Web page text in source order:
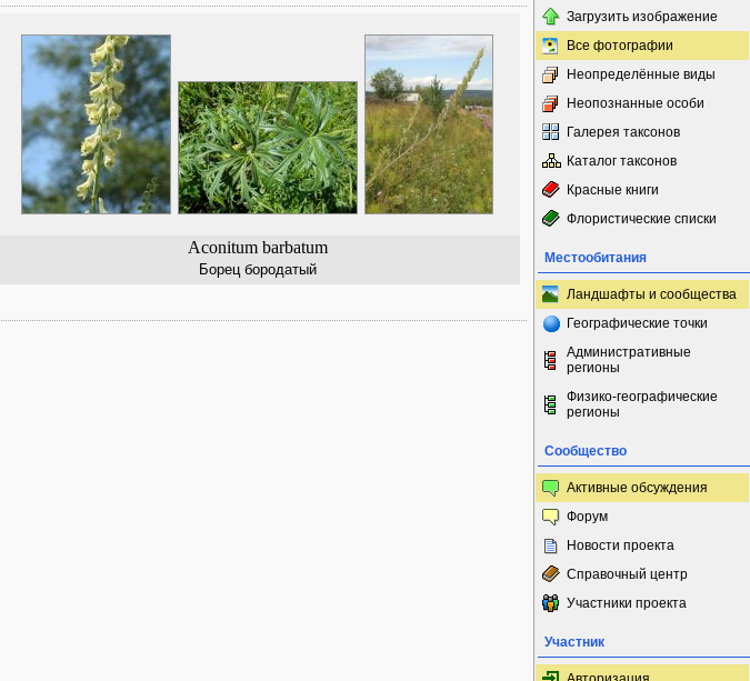
Aconitum barbatum
Борец бородатый
Загрузить изображение
Все фотографии
Неопределённые виды
Неопознанные особи
Галерея таксонов
Каталог таксонов
Красные книги
Флористические списки
Местообитания
Ландшафты и сообщества
Географические точки
Административные
регионы
Физико-географические
регионы
Сообщество
Активные обсуждения
Форум
Новости проекта
Справочный центр
Участники проекта
Участник